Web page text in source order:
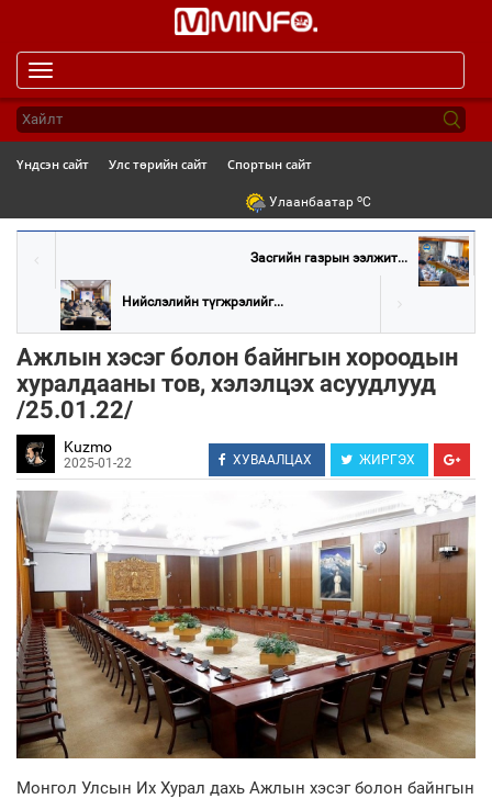
navigation
Үндсэн сайт Улс төрийн сайт Спортын сайт
Улаанбаатар oC
Засгийн газрын ээлжит...
Нийслэлийн түгжрэлийг...
Ажлын хэсэг болон байнгын хороодын
хуралдааны тов, хэлэлцэх асуудлууд
/25.01.22/
Kuzmo
2025-01-22 ХУВААЛЦАХ ЖИРГЭХ
Монгол Улсын Их Хурал дахь Ажлын хэсэг болон байнгын